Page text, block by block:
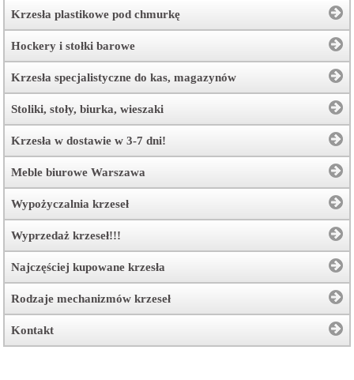
Krzesła plastikowe pod chmurkę
Hockery i stołki barowe
Krzesła specjalistyczne do kas, magazynów
Stoliki, stoły, biurka, wieszaki
Krzesła w dostawie w 3-7 dni!
Meble biurowe Warszawa
Wypożyczalnia krzeseł
Wyprzedaż krzeseł!!!
Najczęściej kupowane krzesła
Rodzaje mechanizmów krzeseł
Kontakt